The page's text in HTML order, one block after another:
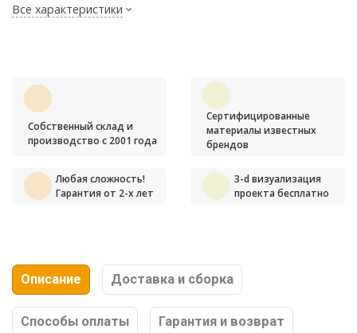
Все характеристики
Собственный склад и
производство с 2001 года
Сертифицированные
материалы известных
брендов
Любая сложность!
Гарантия от 2-х лет
3-d визуализация
проекта бесплатно
Описание Доставка и сборка
Способы оплаты Гарантия и возврат